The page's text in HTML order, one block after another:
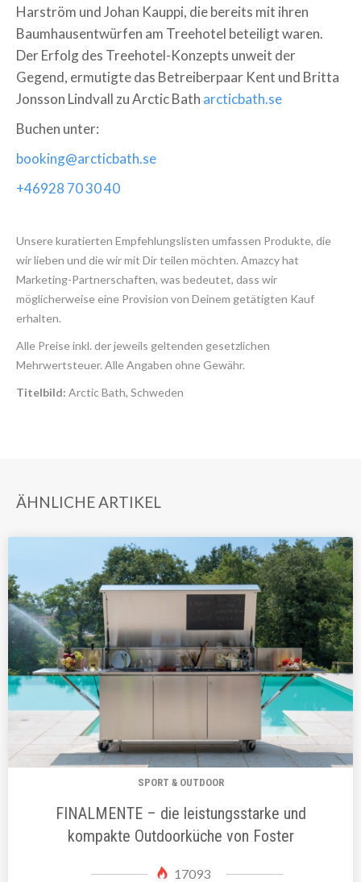
Harström und Johan Kauppi, die bereits mit ihren
Baumhausentwürfen am Treehotel beteiligt waren.
Der Erfolg des Treehotel-Konzepts unweit der
Gegend, ermutigte das Betreiberpaar Kent und Britta
Jonsson Lindvall zu Arctic Bath arcticbath.se
Buchen unter:
booking@arcticbath.se
+46928 70 30 40
Unsere kuratierten Empfehlungslisten umfassen Produkte, die
wir lieben und die wir mit Dir teilen möchten. Amazcy hat
Marketing-Partnerschaften, was bedeutet, dass wir
möglicherweise eine Provision von Deinem getätigten Kauf
erhalten.
Alle Preise inkl. der jeweils geltenden gesetzlichen
Mehrwertsteuer. Alle Angaben ohne Gewähr.
Titelbild: Arctic Bath, Schweden
ÄHNLICHE ARTIKEL
SPORT & OUTDOOR
FINALMENTE – die leistungsstarke und
kompakte Outdoorküche von Foster
17093